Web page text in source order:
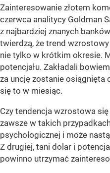
Zainteresowanie złotem
czerwca analitycy Goldman
z najbardziej znanych
twierdzą, że trend
nie tylko w krótkim okresie.
potencjału. Zakładali
za uncję zostanie osiągnięta
się to w miesiąc.
Czy tendencja wzrostowa
zawsze w takich
psychologicznej i może
Z drugiej, tani dolar i
powinno utrzymać